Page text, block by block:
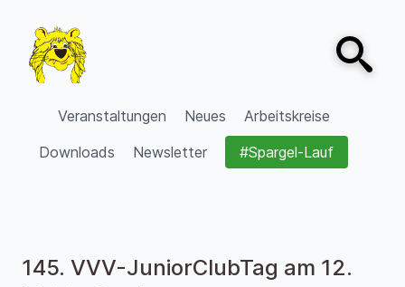
VVV Burgdorf
Veranstaltungen Neues
Arbeitskreise
Downloads
Newsletter #Spargel-Lauf
Open
145. VVV-JuniorClubTag am 12.